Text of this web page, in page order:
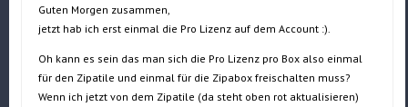
Guten Morgen zusammen,
jetzt hab ich erst einmal die Pro Lizenz auf dem Account :).
Oh kann es sein das man sich die Pro Lizenz pro Box also einmal
für den Zipatile und einmal für die Zipabox freischalten muss?
Wenn ich jetzt von dem Zipatile (da steht oben rot aktualisieren)